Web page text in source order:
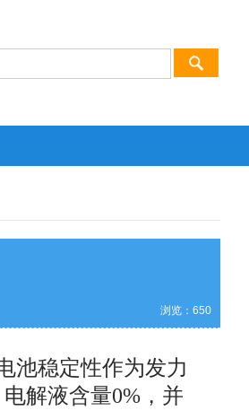
浏览： 650
池稳定性作为发力
解液含量0%，并